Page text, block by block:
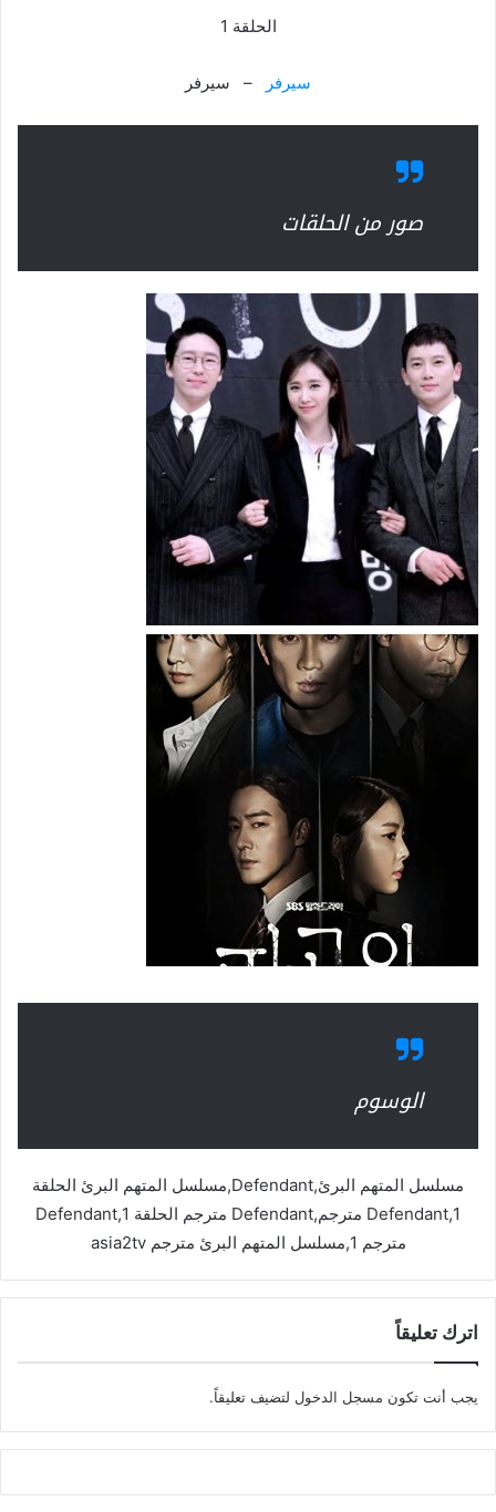
الحلقة 1
سيرفر – سيرفر
صور من الحلقات
الوسوم
مسلسل المتهم البرئ,Defendant,مسلسل المتهم البرئ الحلقة
1,Defendant مترجم,Defendant مترجم الحلقة 1,Defendant
مترجم 1,مسلسل المتهم البرئ مترجم asia2tv
اترك تعليقاً
يجب أنت تكون مسجل الدخول لتضيف تعليقاً.